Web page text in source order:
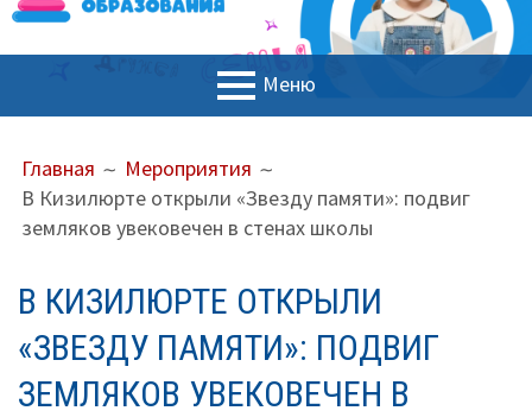
Меню
МЕНЮ
Управление образования
О нас
Система образования
НА
САЙТЕ
КРОШКИ)
Главная
Мероприятия
В Кизилюрте открыли «Звезду памяти»: подвиг
земляков увековечен в стенах школы
В КИЗИЛЮРТЕ ОТКРЫЛИ
«ЗВЕЗДУ ПАМЯТИ»: ПОДВИГ
ЗЕМЛЯКОВ УВЕКОВЕЧЕН В